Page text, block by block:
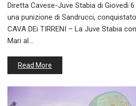
Diretta Cavese-Juve Stabia di Giovedì
una punizione di Sandrucci,
CAVA DEi TIRRENI – La Juve Stabia
Mari al…
Read More